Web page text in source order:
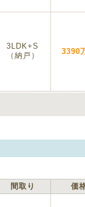
3LDK+S
（納戸）
3390
間取り 価